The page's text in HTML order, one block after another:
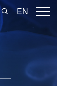
EN